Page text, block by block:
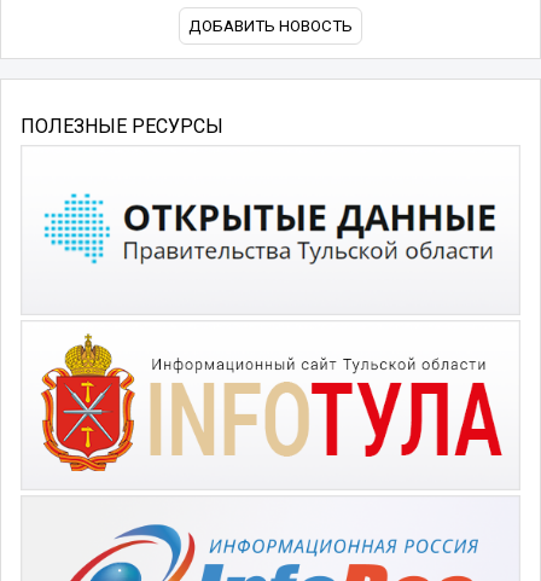
ДОБАВИТЬ НОВОСТЬ
ПОЛЕЗНЫЕ РЕСУРСЫ